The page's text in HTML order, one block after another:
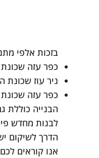
בזכות אלפי
כפר עזה שכונת הרצפות
ניר עוז שכונת
כפר עזה שכונת נעורים 16 יחידות דיור
הבנייה כוללת
לבנות מחדש
הדרך לשיקום
אנו קוראים